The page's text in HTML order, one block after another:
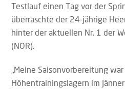
Testlauf einen Tag vor der
überraschte der 24-jährige
hinter der aktuellen Nr. 1 der
(NOR).
„Meine Saisonvorbereitung
Höhentrainingslagern im